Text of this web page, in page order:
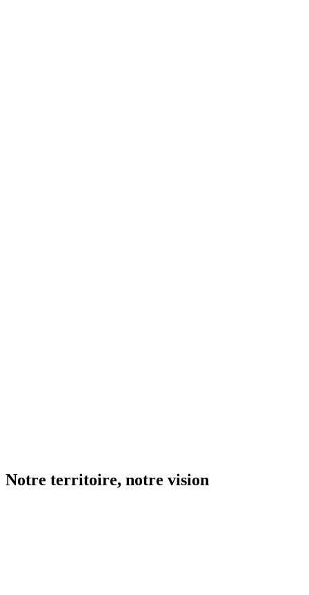
Notre territoire, notre vision